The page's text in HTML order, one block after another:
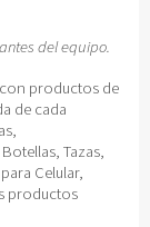
del equipo.
productos de
de cada
Tazas,
Celular,
productos